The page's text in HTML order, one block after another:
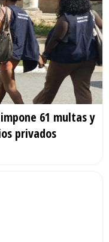
61 multas y
privados